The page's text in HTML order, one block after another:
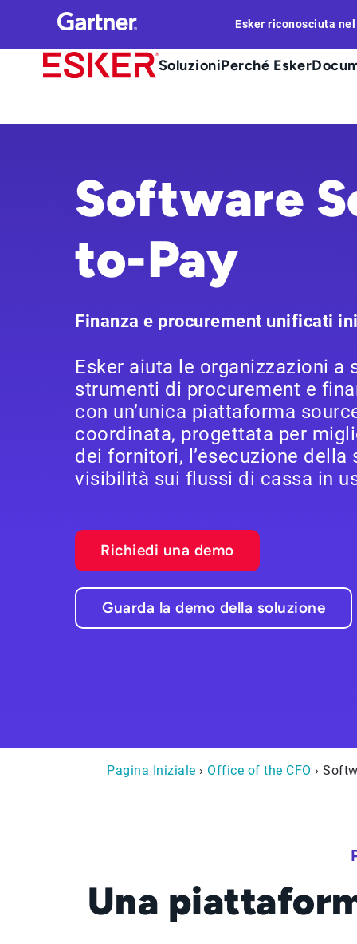
main
content
Esker riconosciuta
Main
SoluzioniPerché Esker
Software
to-Pay
Finanza e procurement unificati
Esker aiuta le organizzazioni a
strumenti di procurement e
con un’unica piattaforma
coordinata, progettata per
dei fornitori, l’esecuzione della
visibilità sui flussi di cassa in
Richiedi una demo
Guarda la demo della soluzione
Pagina Iniziale › Office of the CFO ›
Una